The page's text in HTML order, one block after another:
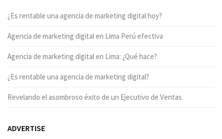
¿Es rentable una agencia de marketing digital hoy?
Agencia de marketing digital en Lima Perú efectiva
Agencia de marketing digital en Lima: ¿Qué hace?
¿Es rentable una agencia de marketing digital?
Revelando el asombroso éxito de un Ejecutivo de Ventas
ADVERTISE